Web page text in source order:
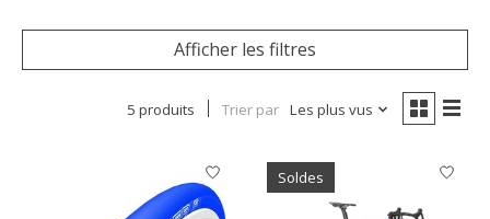
Afficher les filtres
5 produits Trier par Les plus vus
Soldes